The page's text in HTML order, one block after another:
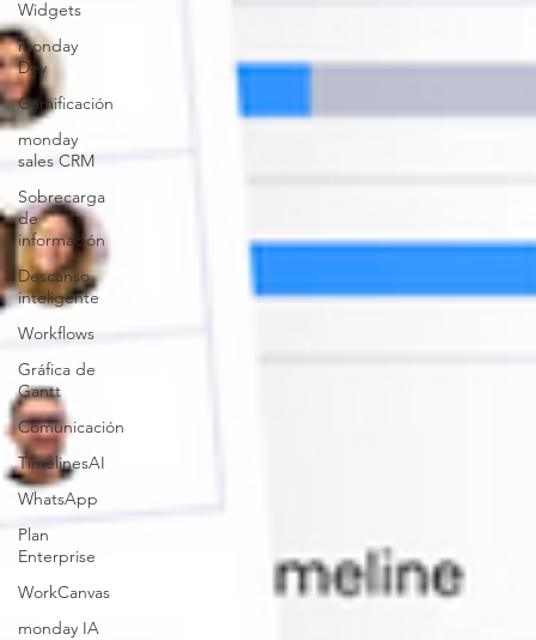
Widgets
monday
Dev
Gamificación
monday
sales CRM
Sobrecarga
de
información
Descanso
inteligente
Workflows
Gráfica de
Gantt
Comunicación
TimelinesAI
WhatsApp
Plan
Enterprise
WorkCanvas
monday IA